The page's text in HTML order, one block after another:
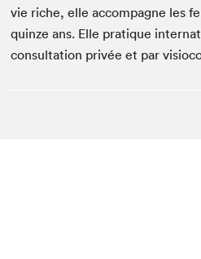
vie riche, elle accompagne les
quinze ans. Elle pratique
consultation privée et par